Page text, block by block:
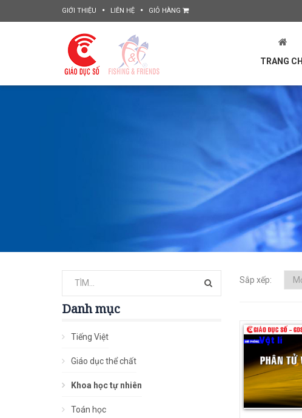
GIỚI THIỆU LIÊN HỆ GIỎ HÀNG
TRANG
Sắp xếp:
Danh mục
Tiếng Việt
Giáo dục thể chất
Khoa học tự nhiên
Toán học